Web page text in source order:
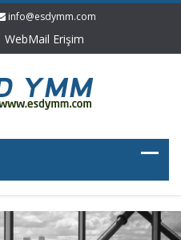
info@esdymm.com
WebMail Erişim